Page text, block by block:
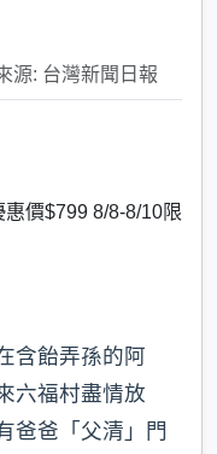
源: 台灣新聞日報
含飴弄孫的阿
六福村盡情放
爸爸「父清」門